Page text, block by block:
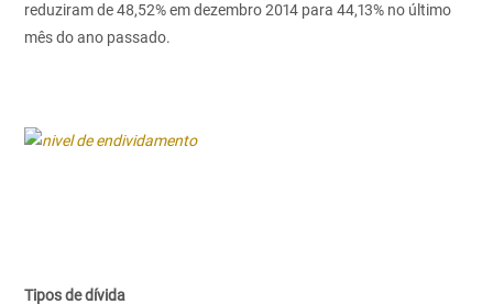
reduziram de 48,52% em dezembro 2014 para 44,13% no último
mês do ano passado.
Tipos de dívida